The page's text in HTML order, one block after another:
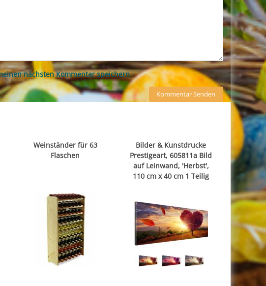
nächsten Kommentar speichern.
Weinständer für 63
Flaschen
Bilder & Kunstdrucke
Prestigeart, 605811a Bild
auf Leinwand, 'Herbst',
110 cm x 40 cm 1 Teilig